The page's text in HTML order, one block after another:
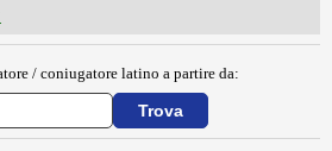
/ coniugatore latino a partire da: